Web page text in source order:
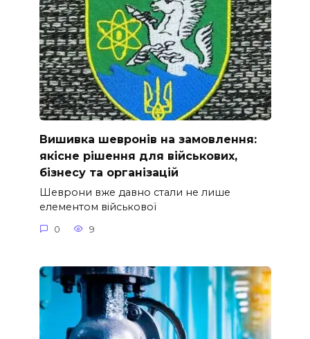
Вишивка шевронів на замовлення:
якісне рішення для військових,
бізнесу та організацій
Шеврони вже давно стали не лише
елементом військової
0 9